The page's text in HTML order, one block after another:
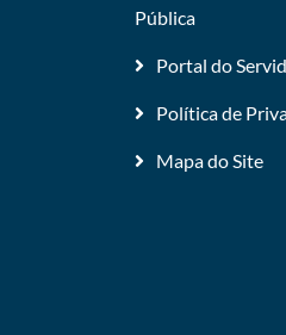
Pública
Portal do
Política de
Mapa do Site